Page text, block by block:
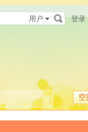
用户 登录
空